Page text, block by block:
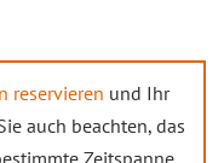
reservieren und Ihr
auch beachten, das
Zeitspanne